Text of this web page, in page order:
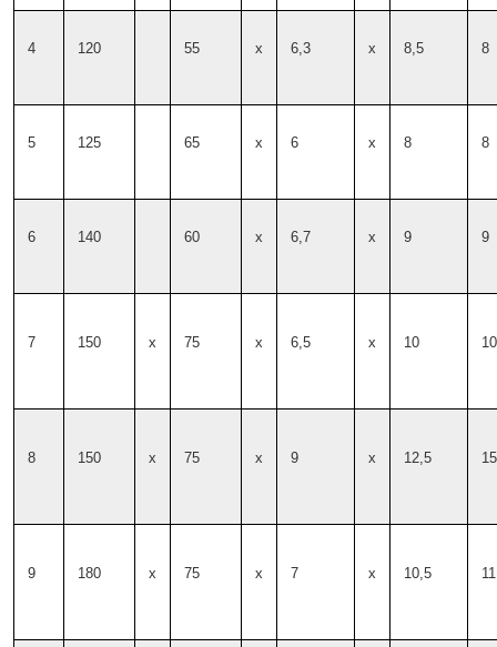
4 120 55 x 6,3 x 8,5 8
5 125 65 x 6 x 8 8
6 140 60 x 6,7 x 9 9
7 150 x 75 x 6,5 x 10 10
8 150 x 75 x 9 x 12,5 15
9 180 x 75 x 7 x 10,5 11